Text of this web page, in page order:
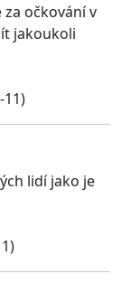
očkování v
jakoukoli
11)
lidí jako je